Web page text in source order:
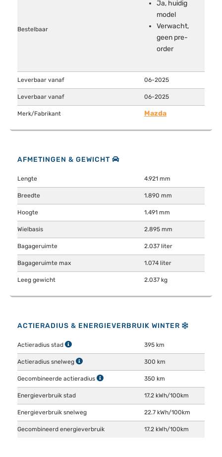
Bestelbaar
Ja, huidig
model
Verwacht,
geen pre-
order
Leverbaar vanaf 06-2025
Leverbaar vanaf 06-2025
Merk/Fabrikant Mazda
AFMETINGEN & GEWICHT
Lengte 4.921 mm
Breedte 1.890 mm
Hoogte 1.491 mm
Wielbasis 2.895 mm
Bagageruimte 2.037 liter
Bagageruimte max 1.074 liter
Leeg gewicht 2.037 kg
ACTIERADIUS & ENERGIEVERBRUIK WINTER
Actieradius stad 395 km
Actieradius snelweg 300 km
Gecombineerde actieradius 350 km
Energieverbruik stad 17.2 kWh/100km
Energieverbruik snelweg 22.7 kWh/100km
Gecombineerd energieverbruik 17.2 kWh/100km